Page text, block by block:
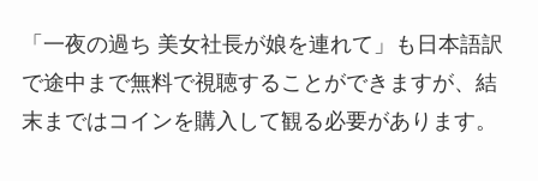
「一夜の過ち 美女社長が娘を連れて」も日本語訳
で途中まで無料で視聴することができますが、結
末まではコインを購入して観る必要があります。